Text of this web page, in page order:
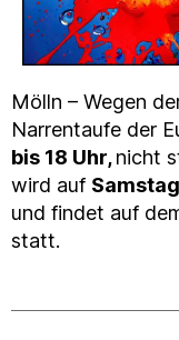
Mölln – Wegen
Narrentaufe der
bis 18 Uhr,nicht
wird auf
und findet auf
statt.